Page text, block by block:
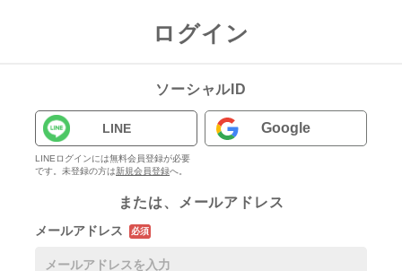
ログイン
ソーシャルID
LINE
LINEログインには無料会員登録が必要
です。未登録の方は新規会員登録へ。
Google
または、メールアドレス
メールアドレス 必須